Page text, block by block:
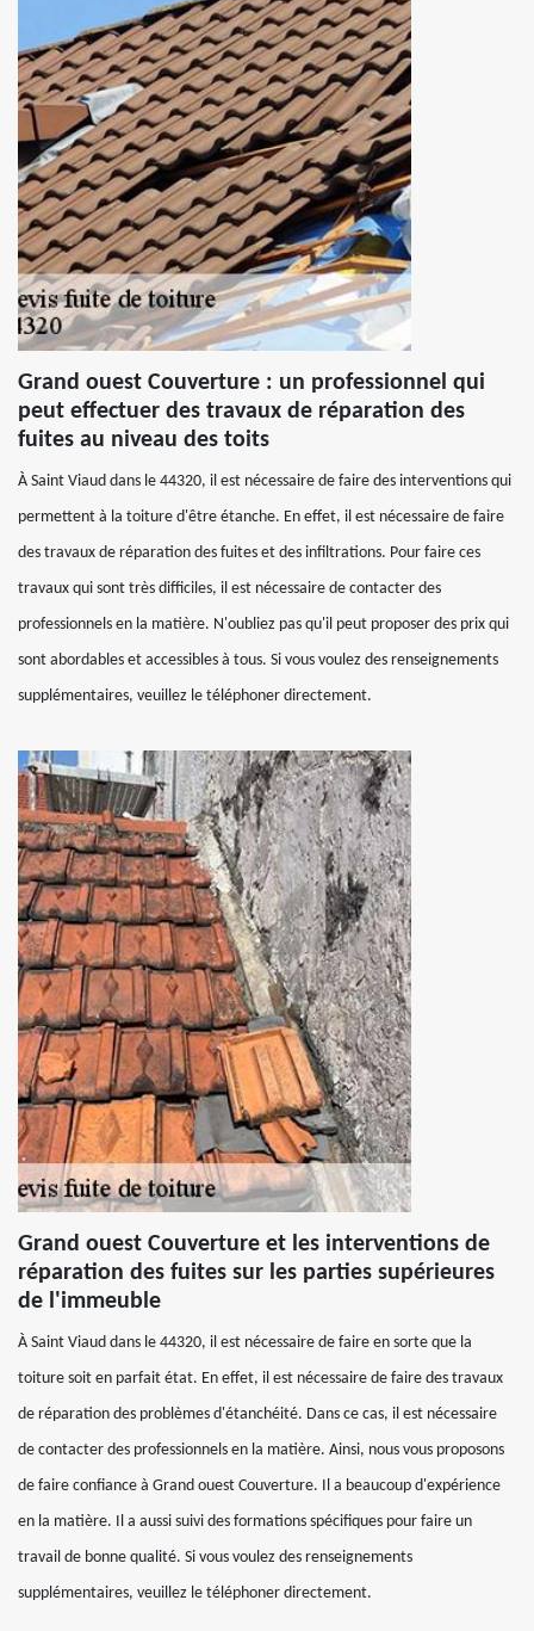
Grand ouest Couverture : un professionnel qui
peut effectuer des travaux de réparation des
fuites au niveau des toits
À Saint Viaud dans le 44320, il est nécessaire de faire des interventions qui
permettent à la toiture d'être étanche. En effet, il est nécessaire de faire
des travaux de réparation des fuites et des infiltrations. Pour faire ces
travaux qui sont très difficiles, il est nécessaire de contacter des
professionnels en la matière. N'oubliez pas qu'il peut proposer des prix qui
sont abordables et accessibles à tous. Si vous voulez des renseignements
supplémentaires, veuillez le téléphoner directement.
Grand ouest Couverture et les interventions de
réparation des fuites sur les parties supérieures
de l'immeuble
À Saint Viaud dans le 44320, il est nécessaire de faire en sorte que la
toiture soit en parfait état. En effet, il est nécessaire de faire des travaux
de réparation des problèmes d'étanchéité. Dans ce cas, il est nécessaire
de contacter des professionnels en la matière. Ainsi, nous vous proposons
de faire confiance à Grand ouest Couverture. Il a beaucoup d'expérience
en la matière. Il a aussi suivi des formations spécifiques pour faire un
travail de bonne qualité. Si vous voulez des renseignements
supplémentaires, veuillez le téléphoner directement.